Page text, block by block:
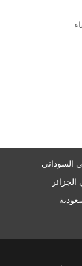
السوداني